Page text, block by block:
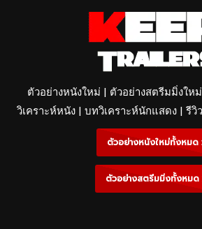
ตัวอย่างหนังใหม่ | ตัวอย่างสตรีมมิ่งให
วิเคราะห์หนัง | บทวิเคราะห์นักแสดง | รีวิ
ตัวอย่างหนังใหม่ทั้งหมด
ตัวอย่างสตรีมมิ่งทั้งหมด